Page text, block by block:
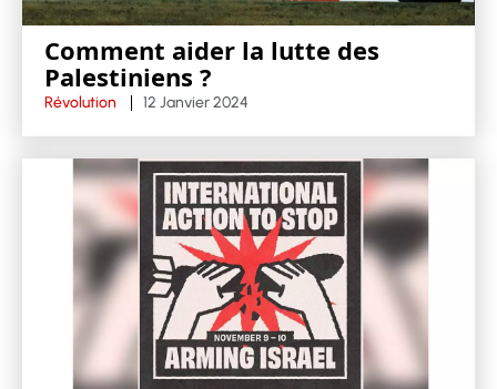
Comment aider la lutte des
Palestiniens ?
Révolution 12 Janvier 2024